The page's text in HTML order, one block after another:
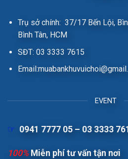
Trụ sở chính: 37/17 Bến Lội,
Bình Tân, HCM
SĐT: 03 3333 7615
EVENT
☞ 0941 7777 05 – 03 3333
100% Miễn phí tư vấn tận nơi